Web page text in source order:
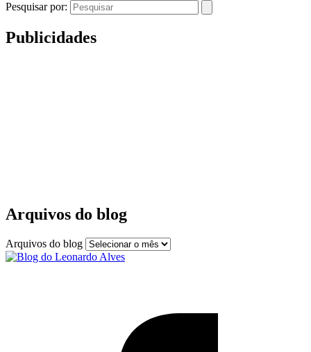
Pesquisar por:
Publicidades
Arquivos do blog
Arquivos do blog